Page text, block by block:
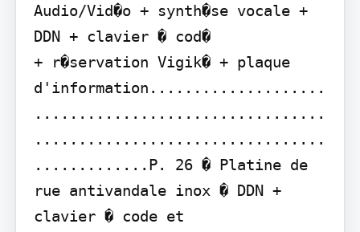
Audio/Vid�o + synth�se vocale +
DDN + clavier � cod�
+ r�servation Vigik� + plaque
d'information....................
.................................
.................................
.............P. 26 � Platine de
rue antivandale inox � DDN +
clavier � code et